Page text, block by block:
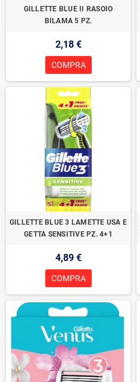
GILLETTE BLUE II RASOIO
BILAMA 5 PZ.
2,18 €
COMPRA
GILLETTE BLUE 3 LAMETTE USA E
GETTA SENSITIVE PZ. 4+1
4,89 €
COMPRA